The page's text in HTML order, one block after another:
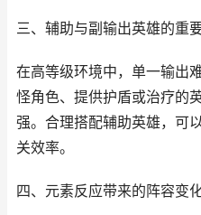
三、辅助与副输出英雄的重
在高等级环境中，单一输出
怪角色、提供护盾或治疗的
强。合理搭配辅助英雄，可
关效率。
四、元素反应带来的阵容变